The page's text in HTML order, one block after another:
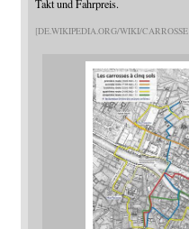
Takt und Fahrpreis.
DE.WIKIPEDIA.ORG/WIKI/CARROSSE